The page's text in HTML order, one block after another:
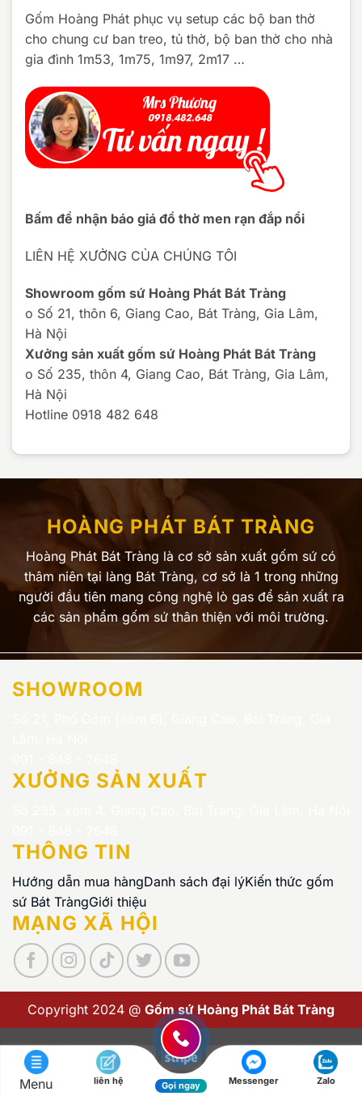
Gốm Hoàng Phát phục vụ setup các bộ ban thờ
cho chung cư ban treo, tủ thờ, bộ ban thờ cho nhà
gia đình 1m53, 1m75, 1m97, 2m17 …
Bấm để nhận báo giá đồ thờ men rạn đắp nổi
LIÊN HỆ XƯỞNG CỦA CHÚNG TÔI
Showroom gốm sứ Hoàng Phát Bát Tràng
o Số 21, thôn 6, Giang Cao, Bát Tràng, Gia Lâm,
Hà Nội
Xưởng sản xuất gốm sứ Hoàng Phát Bát Tràng
o Số 235, thôn 4, Giang Cao, Bát Tràng, Gia Lâm,
Hà Nội
Hotline 0918 482 648
HOÀNG PHÁT BÁT TRÀNG
Hoàng Phát Bát Tràng là cơ sở sản xuất gốm sứ có
thâm niên tại làng Bát Tràng, cơ sở là 1 trong những
người đầu tiên mang công nghệ lò gas để sản xuất ra
các sản phẩm gốm sứ thân thiện với môi trường.
SHOWROOM
XƯỞNG SẢN XUẤT
THÔNG TIN
Hướng dẫn mua hàngDanh sách đại lýKiến thức gốm
sứ Bát TràngGiới thiệu
MẠNG XÃ HỘI
Copyright 2024 @ Gốm sứ Hoàng Phát Bát Tràng
Visa PayPal Stripe MasterCardCash
Copyright 2026 © Gốm sứ Hoàng Phát Bát Tràng
Menu liên hệ Gọi ngay Messenger Zalo